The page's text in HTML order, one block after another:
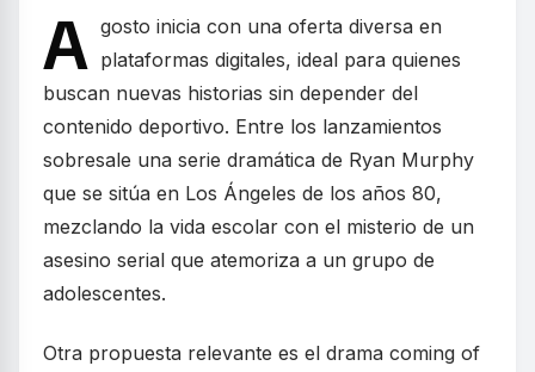
A gosto inicia con una oferta diversa en
plataformas digitales, ideal para quienes
buscan nuevas historias sin depender del
contenido deportivo. Entre los lanzamientos
sobresale una serie dramática de Ryan Murphy
que se sitúa en Los Ángeles de los años 80,
mezclando la vida escolar con el misterio de un
asesino serial que atemoriza a un grupo de
adolescentes.
Otra propuesta relevante es el drama coming of